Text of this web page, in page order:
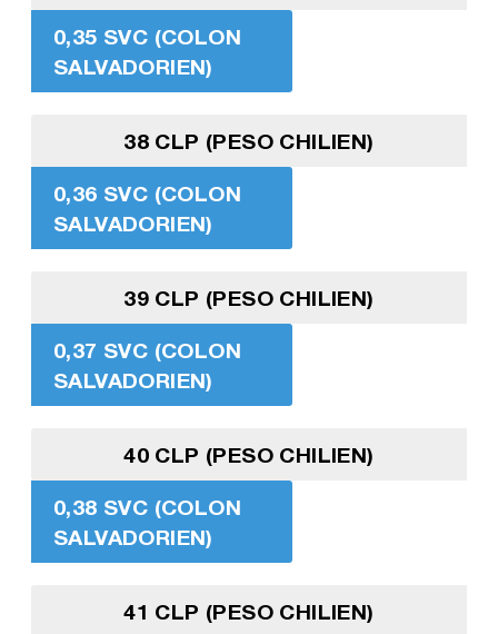
0,35 SVC (COLON
SALVADORIEN)
38 CLP (PESO CHILIEN)
0,36 SVC (COLON
SALVADORIEN)
39 CLP (PESO CHILIEN)
0,37 SVC (COLON
SALVADORIEN)
40 CLP (PESO CHILIEN)
0,38 SVC (COLON
SALVADORIEN)
41 CLP (PESO CHILIEN)